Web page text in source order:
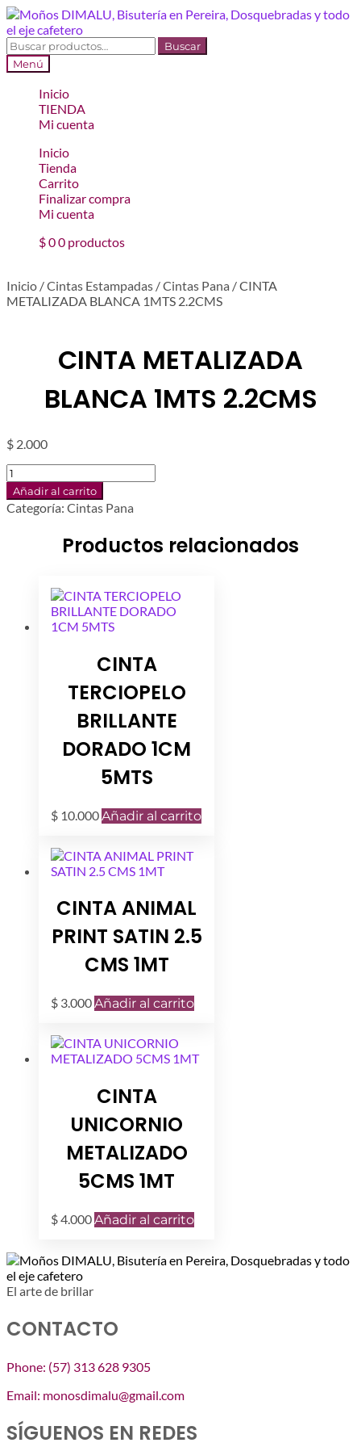
Ir
a
la
navegación
Ir
al
contenido
Buscar
por:
Buscar
Menú
Inicio
TIENDA
Mi cuenta
Inicio
Tienda
Carrito
Finalizar compra
Mi cuenta
$00 productos
Inicio /Cintas Estampadas /Cintas Pana /CINTA
METALIZADA BLANCA 1MTS 2.2CMS
CINTA METALIZADA
BLANCA 1MTS 2.2CMS
$ 2.000
CINTA
METALIZADA
BLANCA
1MTS
Añadir al carrito
Categoría: Cintas Pana
Productos relacionados
CINTA
TERCIOPELO
BRILLANTE
DORADO 1CM
5MTS
$ 10.000Añadir al carrito
CINTA ANIMAL
PRINT SATIN 2.5
CMS 1MT
$ 3.000Añadir al carrito
CINTA
UNICORNIO
METALIZADO
5CMS 1MT
$4.000Añadir al carrito
El arte de brillar
CONTACTO
Phone: (57) 313 628 9305
Email: monosdimalu@gmail.com
SÍGUENOS EN REDES